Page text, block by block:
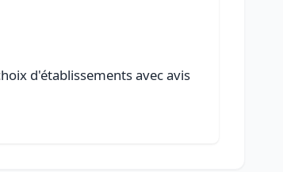
d'établissements avec avis